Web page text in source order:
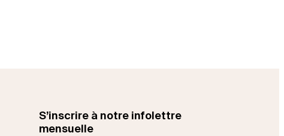
S’inscrire à notre infolettre
mensuelle